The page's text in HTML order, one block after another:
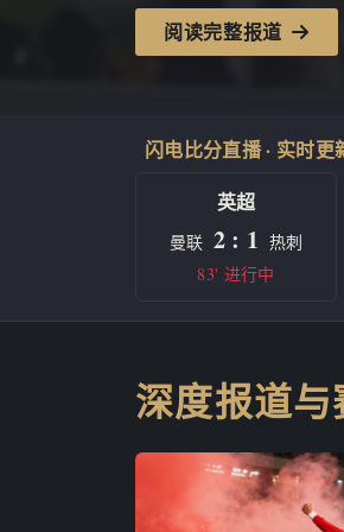
阅读完整报道
闪电比分直播 · 实时更
英超
曼联 2 : 1 热刺
83' 进行中
深度报道